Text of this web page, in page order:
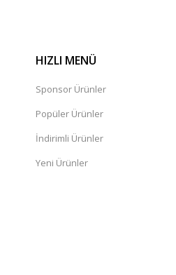
HIZLI MENÜ
Sponsor Ürünler
Popüler Ürünler
İndirimli Ürünler
Yeni Ürünler